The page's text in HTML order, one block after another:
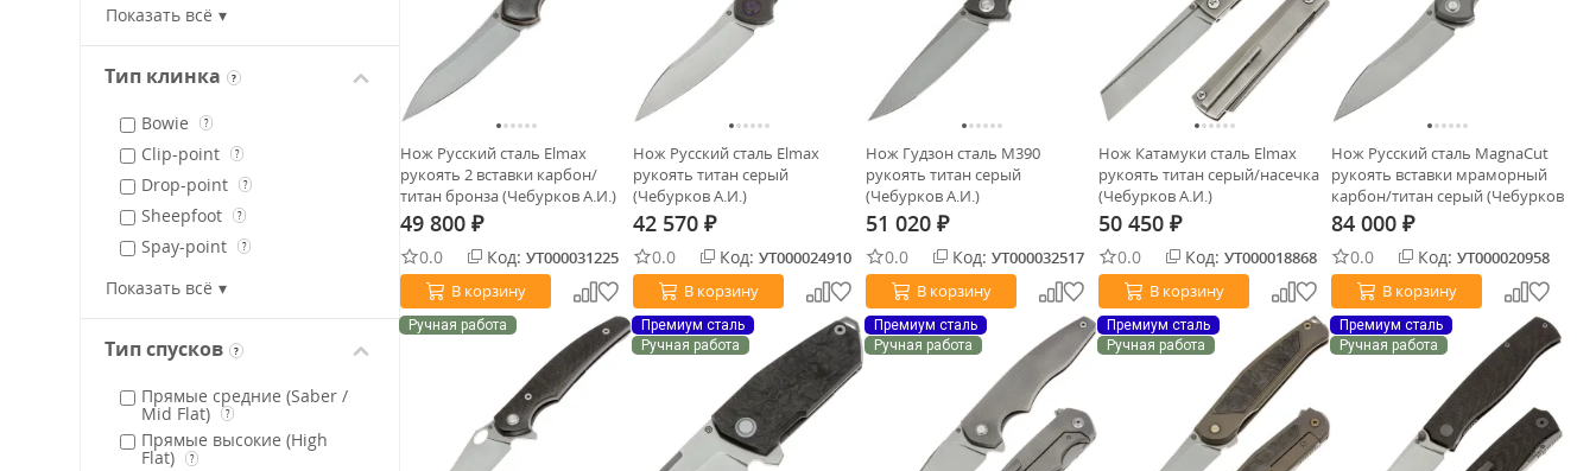
Показать всё
Тип клинка ?
Bowie ?
Clip-point ?
Drop-point ?
Sheepfoot ?
Spay-point ?
Tanto (revers)
Wharncliffe
Показать всё
Тип спусков ?
Прямые средние (Saber /
Mid Flat)
?
Прямые высокие (High
Flat)
?
Нож Русский сталь Elmax
рукоять 2 вставки карбон/
титан бронза (Чебурков А.И.)
49 800 ₽
0.0 Код: УТ000031225
В корзину
Нож Русский сталь Elmax
рукоять титан серый
(Чебурков А.И.)
42 570 ₽
0.0 Код: УТ000024910
В корзину
Нож Гудзон сталь M390
рукоять титан серый
(Чебурков А.И.)
51 020 ₽
0.0 Код: УТ000032517
В корзину
Нож Катамуки сталь Elmax
рукоять титан серый/насечка
(Чебурков А.И.)
50 450 ₽
0.0 Код: УТ000018868
В корзину
Нож Русский сталь MagnaCut
рукоять вставки мраморный
карбон/титан серый (Чебурков
А.И.)
84 000 ₽
0.0 Код: УТ000020958
В корзину
Ручная работа
Премиум сталь
Ручная работа
Премиум сталь
Ручная работа
Премиум сталь
Ручная работа
Премиум сталь
Ручная работа